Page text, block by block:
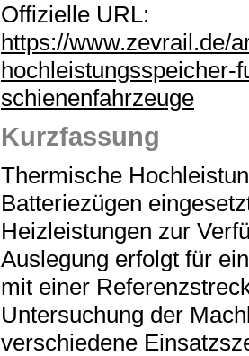
Offizielle URL:
https://www.zevrail.de/
hochleistungsspeicher-
schienenfahrzeuge
Kurzfassung
Thermische
Batteriezügen
Heizleistungen zur
Auslegung erfolgt für
mit einer
Untersuchung der
verschiedene